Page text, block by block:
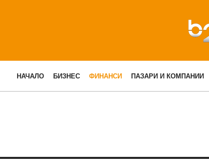
НАЧАЛО БИЗНЕС ФИНАНСИ ПАЗАРИ И КОМПАНИИ